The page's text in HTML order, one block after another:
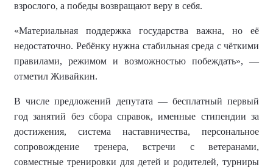
взрослого, а победы возвращают веру в себя.
«Материальная поддержка государства важна, но её
недостаточно. Ребёнку нужна стабильная среда с чёткими
правилами, режимом и возможностью побеждать», —
отметил Живайкин.
В числе предложений депутата — бесплатный первый
год занятий без сбора справок, именные стипендии за
достижения, система наставничества, персональное
сопровождение тренера, встречи с ветеранами,
совместные тренировки для детей и родителей, турниры